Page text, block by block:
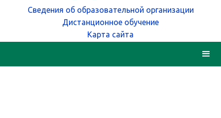
Сведения об образовательной организации
Дистанционное обучение
Карта сайта